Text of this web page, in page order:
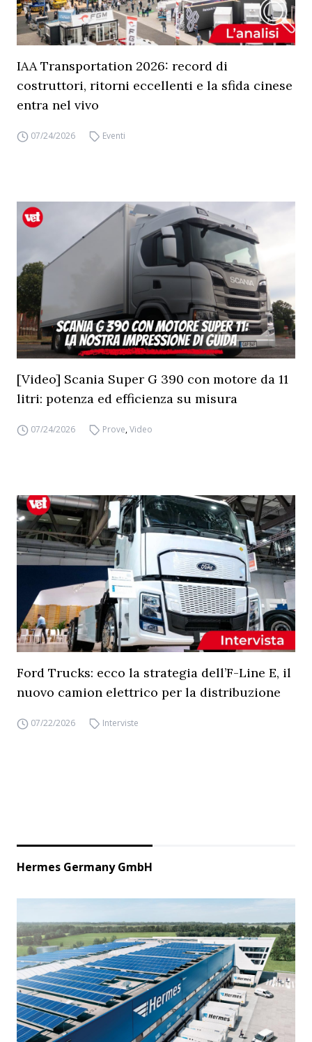
IAA Transportation 2026: record di
costruttori, ritorni eccellenti e la sfida cinese
entra nel vivo
07/24/2026 Eventi
[Video] Scania Super G 390 con motore da 11
litri: potenza ed efficienza su misura
07/24/2026 Prove,Video
Ford Trucks: ecco la strategia dell’F-Line E, il
nuovo camion elettrico per la distribuzione
07/22/2026 Interviste
Hermes Germany GmbH